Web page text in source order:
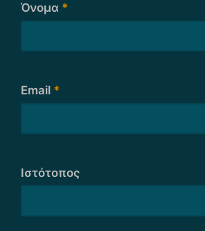
Όνομα *
Email *
Ιστότοπος